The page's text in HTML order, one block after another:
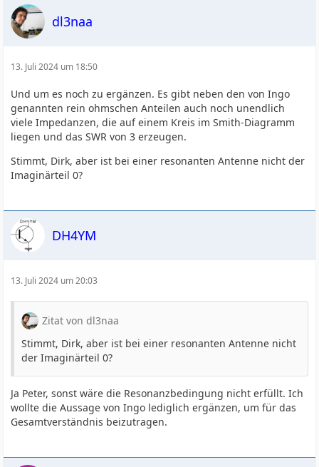
dl3naa
13. Juli 2024 um 18:50
Und um es noch zu ergänzen. Es gibt neben den von Ingo
genannten rein ohmschen Anteilen auch noch unendlich
viele Impedanzen, die auf einem Kreis im Smith-Diagramm
liegen und das SWR von 3 erzeugen.
Stimmt, Dirk, aber ist bei einer resonanten Antenne nicht der
Imaginärteil 0?
DH4YM
13. Juli 2024 um 20:03
Zitat von dl3naa
Stimmt, Dirk, aber ist bei einer resonanten Antenne nicht
der Imaginärteil 0?
Ja Peter, sonst wäre die Resonanzbedingung nicht erfüllt. Ich
wollte die Aussage von Ingo lediglich ergänzen, um für das
Gesamtverständnis beizutragen.